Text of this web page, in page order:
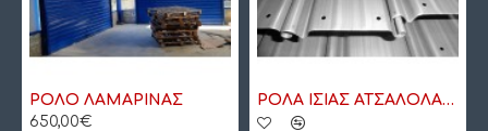
ΡΟΛΟ ΛΑΜΑΡΙΝΑΣ
650,00€
ΡΟΛΑ ΙΣΙΑΣ ΑΤΣΑΛΟΛΑΜΑΡΙΝΑΣ